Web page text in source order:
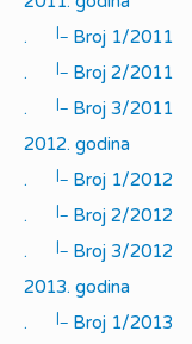
.
|_
Broj 1/2011
.
|_
Broj 2/2011
.
|_
Broj 3/2011
2012. godina
.
|_
Broj 1/2012
.
|_
Broj 2/2012
.
|_
Broj 3/2012
2013. godina
.
|_
Broj 1/2013